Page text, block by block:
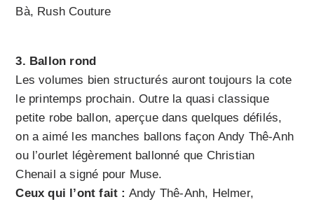
Bà, Rush Couture
3. Ballon rond
Les volumes bien structurés auront toujours la cote
le printemps prochain. Outre la quasi classique
petite robe ballon, aperçue dans quelques défilés,
on a aimé les manches ballons façon Andy Thê-Anh
ou l’ourlet légèrement ballonné que Christian
Chenail a signé pour Muse.
Ceux qui l’ont fait : Andy Thê-Anh, Helmer,